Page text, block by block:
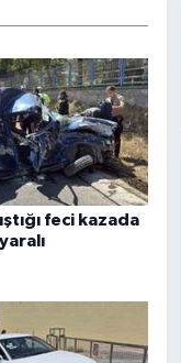
feci kazada